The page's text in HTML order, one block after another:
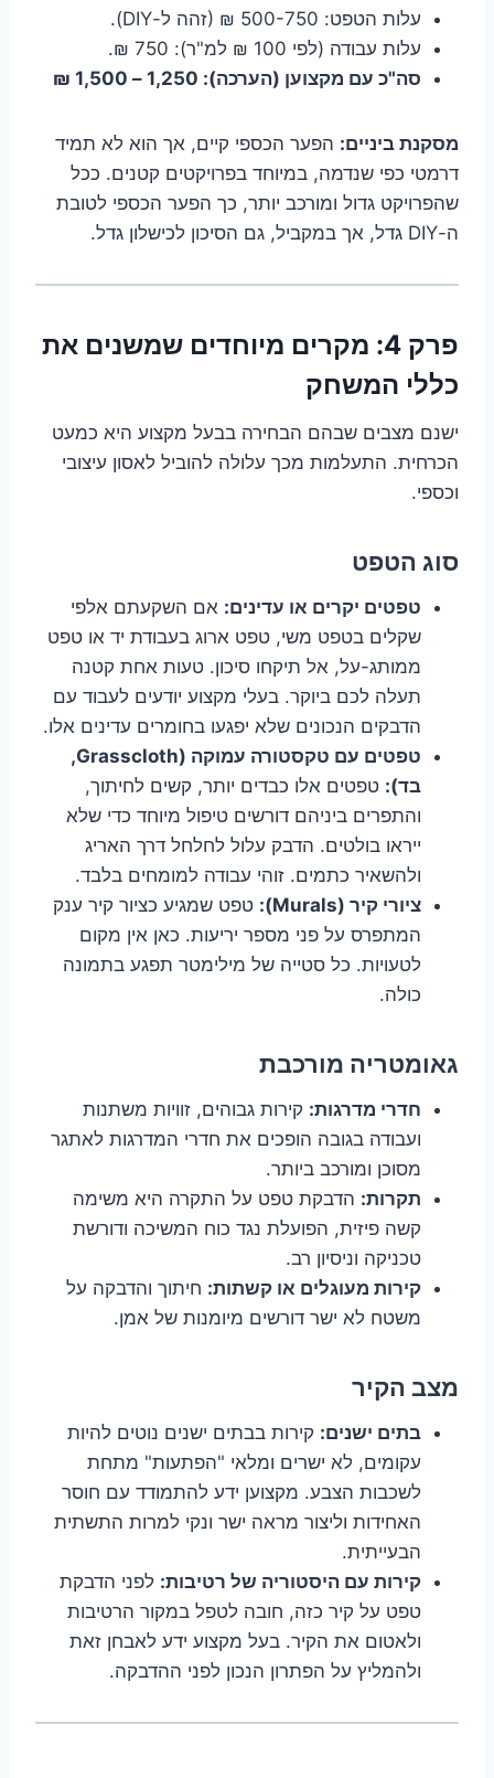
עלות הטפט: 500-750 ₪ (זהה ל-DIY).
עלות עבודה (לפי 100 ₪ למ"ר): 750 ₪.
סה"כ עם מקצוען (הערכה): 1,250 – 1,500 ₪
מסקנת ביניים: הפער הכספי קיים, אך הוא לא תמיד
דרמטי כפי שנדמה, במיוחד בפרויקטים קטנים. ככל
שהפרויקט גדול ומורכב יותר, כך הפער הכספי לטובת
ה-DIY גדל, אך במקביל, גם הסיכון לכישלון גדל.
פרק 4: מקרים מיוחדים שמשנים את
כללי המשחק
ישנם מצבים שבהם הבחירה בבעל מקצוע היא כמעט
הכרחית. התעלמות מכך עלולה להוביל לאסון עיצובי
וכספי.
סוג הטפט
טפטים יקרים או עדינים: אם השקעתם אלפי
שקלים בטפט משי, טפט ארוג בעבודת יד או טפט
ממותג-על, אל תיקחו סיכון. טעות אחת קטנה
תעלה לכם ביוקר. בעלי מקצוע יודעים לעבוד עם
הדבקים הנכונים שלא יפגעו בחומרים עדינים אלו.
טפטים עם טקסטורה עמוקה (Grasscloth,
בד): טפטים אלו כבדים יותר, קשים לחיתוך,
והתפרים ביניהם דורשים טיפול מיוחד כדי שלא
ייראו בולטים. הדבק עלול לחלחל דרך האריג
ולהשאיר כתמים. זוהי עבודה למומחים בלבד.
ציורי קיר (Murals):
טפט שמגיע כציור קיר ענק
המתפרס על פני מספר יריעות. כאן אין מקום
לטעויות. כל סטייה של מילימטר תפגע בתמונה
כולה.
גאומטריה מורכבת
חדרי מדרגות: קירות גבוהים, זוויות משתנות
ועבודה בגובה הופכים את חדרי המדרגות לאתגר
מסוכן ומורכב ביותר.
תקרות: הדבקת טפט על התקרה היא משימה
קשה פיזית, הפועלת נגד כוח המשיכה ודורשת
טכניקה וניסיון רב.
קירות מעוגלים או קשתות: חיתוך והדבקה על
משטח לא ישר דורשים מיומנות של אמן.
מצב הקיר
בתים ישנים: קירות בבתים ישנים נוטים להיות
עקומים, לא ישרים ומלאי "הפתעות" מתחת
לשכבות הצבע. מקצוען ידע להתמודד עם חוסר
האחידות וליצור מראה ישר ונקי למרות התשתית
הבעייתית.
קירות עם היסטוריה של רטיבות: לפני הדבקת
טפט על קיר כזה, חובה לטפל במקור הרטיבות
ולאטום את הקיר. בעל מקצוע ידע לאבחן זאת
ולהמליץ על הפתרון הנכון לפני ההדבקה.